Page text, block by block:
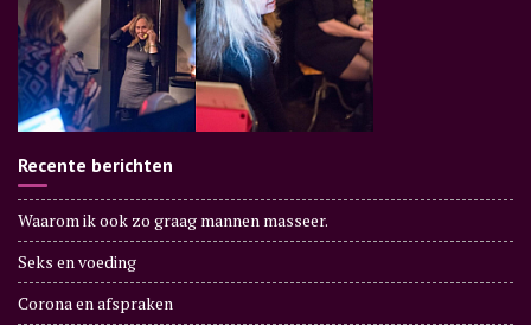
Recente berichten
Waarom ik ook zo graag mannen masseer.
Seks en voeding
Corona en afspraken